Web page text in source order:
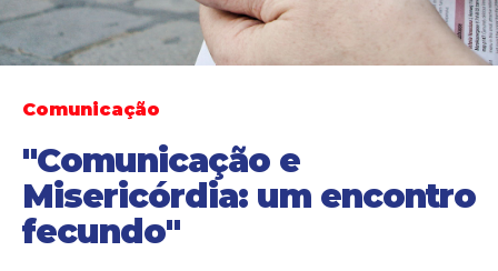
Comunicação
"Comunicação e
Misericórdia: um encontro
fecundo"